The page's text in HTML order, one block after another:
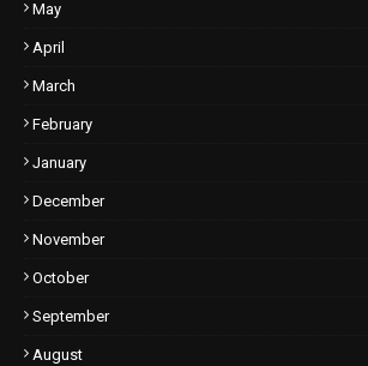
May
April
March
February
January
December
November
October
September
August